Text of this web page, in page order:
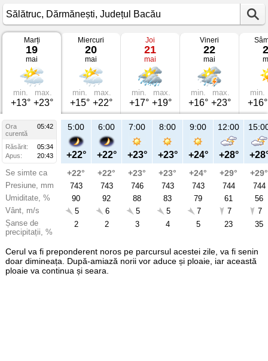
Vremea
Sălătruc
19
mai
2026
Dărmănești,
Județul
Marți
19
mai
min.
+13°
max.
+23°
Miercuri
20
mai
min.
+15°
max.
+22°
Joi
21
mai
min.
+17°
max.
+19°
Vineri
22
mai
min.
+16°
max.
+23°
min.
+16°
Ora
05:42
curentă
Răsărit:
05:34
Apus:
20:43
Se simte ca
Presiune, mm
Umiditate, %
Vânt, m/s
Șanse de
precipitații, %
5:00
+22°
+22°
743
90
5
2
6:00
+22°
+22°
743
92
6
2
7:00
+23°
+23°
746
88
5
3
8:00
+23°
+23°
743
83
5
4
9:00
+24°
+24°
743
79
7
5
12:00
+28°
+29°
744
61
7
23
+29°
744
56
7
35
Cerul va fi preponderent noros pe parcursul acestei zile, va fi senin
doar dimineața. După-amiază norii vor aduce și ploaie, iar această
ploaie va continua și seara.